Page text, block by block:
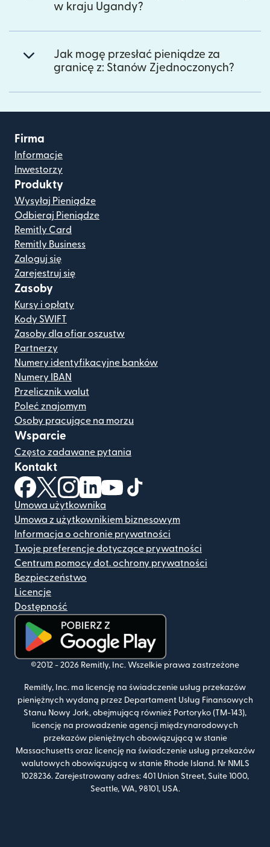
w kraju Ugandy?
Jak mogę przesłać pieniądze za
granicę z: Stanów Zjednoczonych?
Firma
Informacje
Inwestorzy
Produkty
Wysyłaj Pieniądze
Odbieraj Pieniądze
Remitly Card
Remitly Business
Zaloguj się
Zarejestruj się
Zasoby
Kursy i opłaty
Kody SWIFT
Zasoby dla ofiar oszustw
Partnerzy
Numery identyfikacyjne banków
Numery IBAN
Przelicznik walut
Poleć znajomym
Osoby pracujące na morzu
Wsparcie
Często zadawane pytania
Kontakt
(otwiera się w nowym oknie)
(otwiera się w nowym oknie)
(otwiera się w nowym oknie)
(otwiera się w nowym oknie)
(otwiera się w nowym oknie)
Umowa użytkownika
Umowa z użytkownikiem biznesowym
Informacja o ochronie prywatności
Twoje preferencje dotyczące prywatności
Centrum pomocy dot. ochrony prywatności
Bezpieczeństwo
Licencje
Dostępność
(otwiera się w nowym oknie)
©2012 - 2026 Remitly, Inc. Wszelkie prawa zastrzeżone
Remitly, Inc. ma licencję na świadczenie usług przekazów
pieniężnych wydaną przez Departament Usług Finansowych
Stanu Nowy Jork, obejmującą również Portoryko (TM-143),
licencję na prowadzenie agencji międzynarodowych
przekazów pieniężnych obowiązującą w stanie
Massachusetts oraz licencję na świadczenie usług przekazów
walutowych obowiązującą w stanie Rhode Island. Nr NMLS
1028236. Zarejestrowany adres: 401 Union Street, Suite 1000,
Seattle, WA, 98101, USA.